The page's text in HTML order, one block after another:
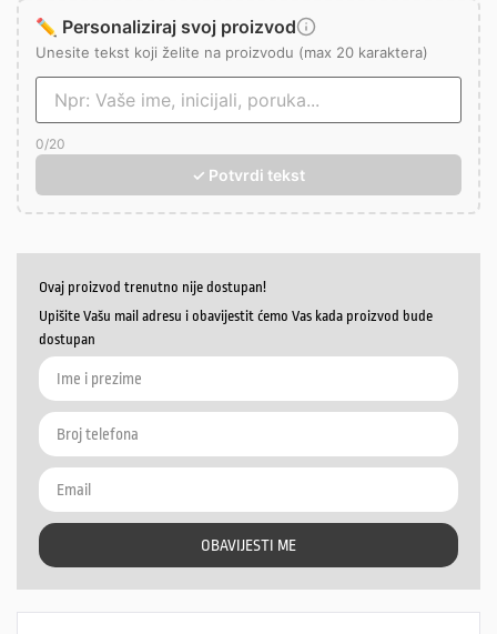
✏️ Personaliziraj svoj proizvod
Unesite tekst koji želite na proizvodu (max 20 karaktera)
0/20
✓ Potvrdi tekst
Ovaj proizvod trenutno nije dostupan!
Upišite Vašu mail adresu i obavijestit ćemo Vas kada proizvod bude
dostupan
OBAVIJESTI ME